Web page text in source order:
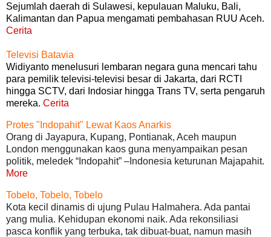
Sejumlah daerah di Sulawesi, kepulauan Maluku, Bali,
Kalimantan dan Papua mengamati pembahasan RUU Aceh.
Cerita
Televisi Batavia
Widiyanto menelusuri lembaran negara guna mencari tahu
para pemilik televisi-televisi besar di Jakarta, dari RCTI
hingga SCTV, dari Indosiar hingga Trans TV, serta pengaruh
mereka. Cerita
Protes "Indopahit" Lewat Kaos Anarkis
Orang di Jayapura, Kupang, Pontianak, Aceh maupun
London menggunakan kaos guna menyampaikan pesan
politik, meledek “Indopahit” –Indonesia keturunan Majapahit.
More
Tobelo, Tobelo, Tobelo
Kota kecil dinamis di ujung Pulau Halmahera. Ada pantai
yang mulia. Kehidupan ekonomi naik. Ada rekonsiliasi
pasca konflik yang terbuka, tak dibuat-buat, namun masih